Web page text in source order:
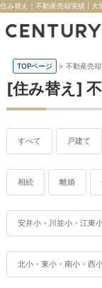
住み替え｜不動産売却実績 | 大
TOPページ > 不動産売
[住み替え]
すべて 戸建て
相続 離婚
安井小・川並小・江東
北小・東小・南小・西